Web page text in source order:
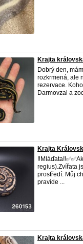
Krajta
Dobrý den,
rozkrmená, ale
rezervace.
Darmovzal a
Krajta
regius).Zvířata
prostředí. Můj
pravide ...
Krajta